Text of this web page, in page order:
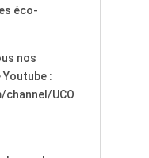
éco-
nos
:
UCO